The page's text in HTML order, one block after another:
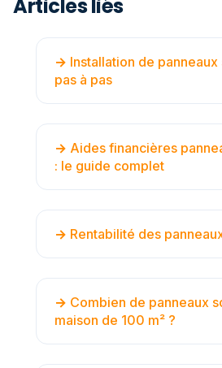
Articles liés
Installation de
pas à pas
Aides financières
: le guide complet
Rentabilité des
Combien de panneaux
maison de 100 m² ?